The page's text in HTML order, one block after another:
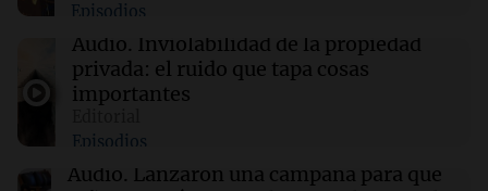
15:00 Mundo
La guerra con Irán y sus efectos en la salud
mental de los soldados estadounidenses
Quiniela matutina: conocé los números
ganadores de hoy jueves 6 de agosto.
Episodios
Audio. Inviolabilidad de la propiedad
privada: el ruido que tapa cosas
importantes
Episodios
Audio. Lanzaron una campaña para que